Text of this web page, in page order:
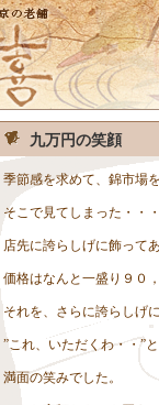
九万円の笑顔
季節感を求めて、錦市場
そこで見てしまった・・
店先に誇らしげに飾って
価格はなんと一盛り９０
それを、さらに誇らしげ
”これ、いただくわ・・”
満面の笑みでした。